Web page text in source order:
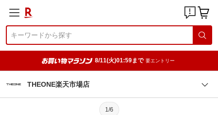
8/11(火)01:59まで 要エントリー
THEONE楽天市場店
1/6